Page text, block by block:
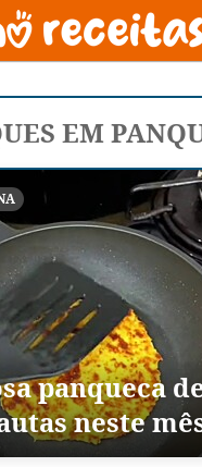
EM
panqueca
neste